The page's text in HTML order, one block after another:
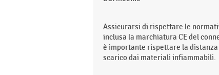
Assicurarsi di rispettare le
inclusa la marchiatura CE del
è importante rispettare la
scarico dai materiali infiammabili.